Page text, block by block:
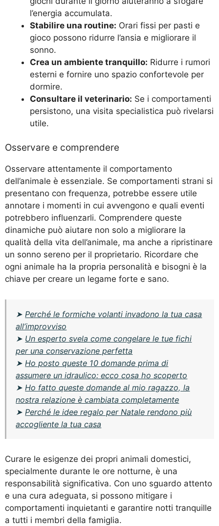
l’energia accumulata.
Stabilire una routine: Orari fissi per pasti e
gioco possono ridurre l’ansia e migliorare il
sonno.
Crea un ambiente tranquillo: Ridurre i rumori
esterni e fornire uno spazio confortevole per
dormire.
Consultare il veterinario: Se i comportamenti
persistono, una visita specialistica può rivelarsi
utile.
Osservare e comprendere
Osservare attentamente il comportamento
dell’animale è essenziale. Se comportamenti strani si
presentano con frequenza, potrebbe essere utile
annotare i momenti in cui avvengono e quali eventi
potrebbero influenzarli. Comprendere queste
dinamiche può aiutare non solo a migliorare la
qualità della vita dell’animale, ma anche a ripristinare
un sonno sereno per il proprietario. Ricordare che
ogni animale ha la propria personalità e bisogni è la
chiave per creare un legame forte e sano.
➤ Perché le formiche volanti invadono la tua casa
all’improvviso
➤ Un esperto svela come congelare le tue fichi
per una conservazione perfetta
➤ Ho posto queste 10 domande prima di
assumere un idraulico: ecco cosa ho scoperto
➤ Ho fatto queste domande al mio ragazzo, la
nostra relazione è cambiata completamente
➤ Perché le idee regalo per Natale rendono più
accogliente la tua casa
Curare le esigenze dei propri animali domestici,
specialmente durante le ore notturne, è una
responsabilità significativa. Con uno sguardo attento
e una cura adeguata, si possono mitigare i
comportamenti inquietanti e garantire notti tranquille
a tutti i membri della famiglia.